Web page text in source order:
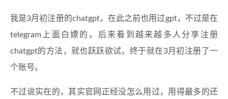
我是3月初注册的chatgpt，在此之前也用过gpt，不过是在
telegram上面白嫖的。后来看到越来越多人分享注册
chatgpt的方法，就也跃跃欲试，终于就在3月初注册了一
个账号。
不过说实在的，其实官网正经没怎么用过，用得最多的还